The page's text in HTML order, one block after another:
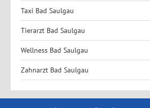
Taxi Bad Saulgau
Tierarzt Bad Saulgau
Wellness Bad Saulgau
Zahnarzt Bad Saulgau